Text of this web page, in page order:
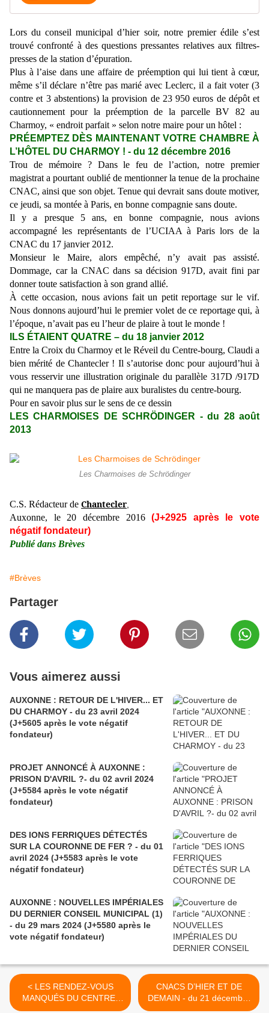
Lors du conseil municipal d’hier soir, notre premier édile s’est
trouvé confronté à des questions pressantes relatives aux filtres-
presses de la station d’épuration.
Plus à l’aise dans une affaire de préemption qui lui tient à cœur,
même s’il déclare n’être pas marié avec Leclerc, il a fait voter (3
contre et 3 abstentions) la provision de 23 950 euros de dépôt et
cautionnement pour la préemption de la parcelle BV 82 au
Charmoy, « endroit parfait » selon notre maire pour un hôtel :
PRÉEMPTEZ DÈS MAINTENANT VOTRE CHAMBRE À
L’HÔTEL DU CHARMOY ! - du 12 décembre 2016
Trou de mémoire ? Dans le feu de l’action, notre premier
magistrat a pourtant oublié de mentionner la tenue de la prochaine
CNAC, ainsi que son objet. Tenue qui devrait sans doute motiver,
ce jeudi, sa montée à Paris, en bonne compagnie sans doute.
Il y a presque 5 ans, en bonne compagnie, nous avions
accompagné les représentants de l’UCIAA à Paris lors de la
CNAC du 17 janvier 2012.
Monsieur le Maire, alors empêché, n’y avait pas assisté.
Dommage, car la CNAC dans sa décision 917D, avait fini par
donner toute satisfaction à son grand allié.
À cette occasion, nous avions fait un petit reportage sur le vif.
Nous donnons aujourd’hui le premier volet de ce reportage qui, à
l’époque, n’avait pas eu l’heur de plaire à tout le monde !
ILS ÉTAIENT QUATRE – du 18 janvier 2012
Entre la Croix du Charmoy et le Réveil du Centre-bourg, Claudi a
bien mérité de Chantecler ! Il s’autorise donc pour aujourd’hui à
vous resservir une illustration originale du parallèle 317D /917D
qui ne manquera pas de plaire aux buralistes du centre-bourg.
Pour en savoir plus sur le sens de ce dessin
LES CHARMOISES DE SCHRÖDINGER - du 28 août
2013
Les Charmoises de Schrödinger
C.S. Rédacteur de Chantecler
Auxonne, le 20 décembre 2016
(J+2925 après le vote
négatif fondateur)
Publié dans Brèves
#Brèves
Partager
Vous aimerez aussi
AUXONNE : RETOUR DE L'HIVER... ET
DU CHARMOY - du 23 avril 2024
(J+5605 après le vote négatif
fondateur)
PROJET ANNONCÉ À AUXONNE :
PRISON D'AVRIL ?- du 02 avril 2024
(J+5584 après le vote négatif
fondateur)
DES IONS FERRIQUES DÉTECTÉS
SUR LA COURONNE DE FER ? - du 01
avril 2024 (J+5583 après le vote
négatif fondateur)
AUXONNE : NOUVELLES IMPÉRIALES
DU DERNIER CONSEIL MUNICIPAL (1)
- du 29 mars 2024 (J+5580 après le
vote négatif fondateur)
< LES RENDEZ-VOUS
MANQUÉS DU CENTRE-
BOURG - du 19 décembre
CNACS D’HIER ET DE
DEMAIN - du 21 décembre
2016 (J+2926 après le vote